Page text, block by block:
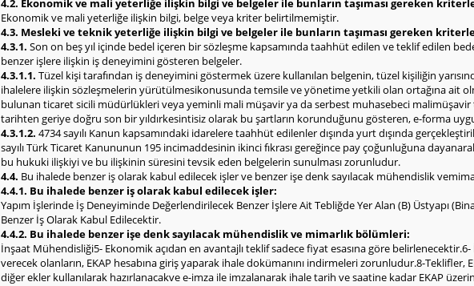
4.2. Ekonomik ve mali yeterliğe ilişkin bilgi ve belgeler ile bunların taşıması gereken
Ekonomik ve mali yeterliğe ilişkin bilgi, belge veya kriter belirtilmemiştir.
4.3. Mesleki ve teknik yeterliğe ilişkin bilgi ve belgeler ile bunların taşıması gereken
4.3.1. Son on beş yıl içinde bedel içeren bir sözleşme kapsamında taahhüt edilen ve teklif edilen
benzer işlere ilişkin iş deneyimini gösteren belgeler.
4.3.1.1. Tüzel kişi tarafından iş deneyimini göstermek üzere kullanılan belgenin, tüzel kişiliğin
ihalelere ilişkin sözleşmelerin yürütülmesikonusunda temsile ve yönetime yetkili olan ortağına ait
bulunan ticaret sicili müdürlükleri veya yeminli mali müşavir ya da serbest muhasebeci
tarihten geriye doğru son bir yıldırkesintisiz olarak bu şartların korunduğunu gösteren, e-forma
4.3.1.2. 4734 sayılı Kanun kapsamındaki idarelere taahhüt edilenler dışında yurt dışında
sayılı Türk Ticaret Kanununun 195 incimaddesinin ikinci fıkrası gereğince pay çoğunluğuna
bu hukuki ilişkiyi ve bu ilişkinin süresini tevsik eden belgelerin sunulması zorunludur.
4.4. Bu ihalede benzer iş olarak kabul edilecek işler ve benzer işe denk sayılacak mühendislik
4.4.1. Bu ihalede benzer iş olarak kabul edilecek işler:
Yapım İşlerinde İş Deneyiminde Değerlendirilecek Benzer İşlere Ait Tebliğde Yer Alan (B) Üstyapı
Benzer İş Olarak Kabul Edilecektir.
4.4.2. Bu ihalede benzer işe denk sayılacak mühendislik ve mimarlık bölümleri:
İnşaat Mühendisliği5- Ekonomik açıdan en avantajlı teklif sadece fiyat esasına göre
verecek olanların, EKAP hesabına giriş yaparak ihale dokümanını indirmeleri zorunludur.8-
diğer ekler kullanılarak hazırlanacakve e-imza ile imzalanarak ihale tarih ve saatine kadar EKAP